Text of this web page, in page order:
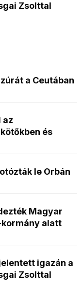
Zsolttal
a Ceutában
az
és
le Orbán
Magyar
alatt
igazán a
Zsolttal